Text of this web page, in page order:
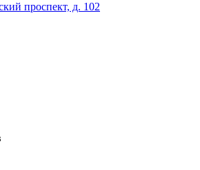
проспект, д. 102